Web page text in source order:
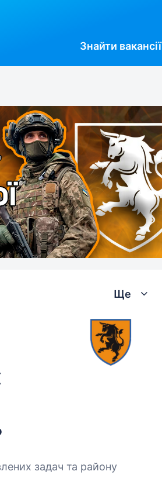
Знайти вакансії
Ще
задач та району